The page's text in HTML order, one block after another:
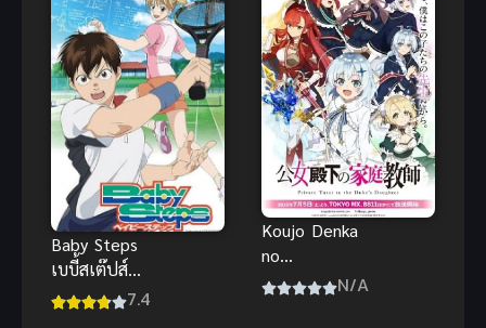
Baby Steps
เบบี้สเต๊ปส์
(ซับไทย)
7.4
Koujo Denka
no
KateikyoushiN/A